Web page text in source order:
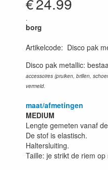
.
borg
Artikelcode: Disco pak
Disco pak metallic:
accessoires (pruiken, brillen,
vermeld.
maat/afmetingen
MEDIUM
Lengte gemeten vanaf
De stof is elastisch.
Haltersluiting.
Taille: je strikt de riem